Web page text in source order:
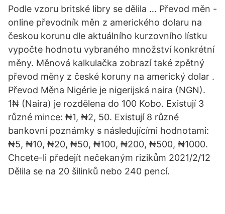
Podle vzoru britské libry se dělila … Převod měn -
online převodník měn z amerického dolaru na
českou korunu dle aktuálního kurzovního lístku
vypočte hodnotu vybraného množství konkrétní
měny. Měnová kalkulačka zobrazí také zpětný
převod měny z české koruny na americký dolar .
Převod Měna Nigérie je nigerijská naira (NGN).
1₦ (Naira) je rozdělena do 100 Kobo. Existují 3
různé mince: ₦1, ₦2, 50. Existují 8 různé
bankovní poznámky s následujícími hodnotami:
₦5, ₦10, ₦20, ₦50, ₦100, ₦200, ₦500, ₦1000.
Chcete-li předejít nečekaným rizikům 2021/2/12
Dělila se na 20 šilinků nebo 240 pencí.